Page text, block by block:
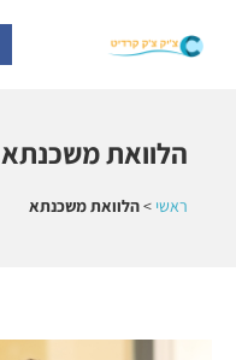
הלוואת משכנתא
ראשי >הלוואת משכנתא